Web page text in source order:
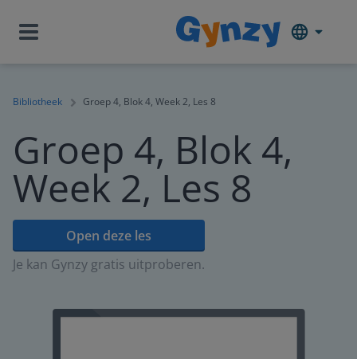
Bibliotheek Groep 4, Blok 4, Week 2, Les 8
Groep 4, Blok 4,
Week 2, Les 8
Open deze les
Je kan Gynzy gratis uitproberen.